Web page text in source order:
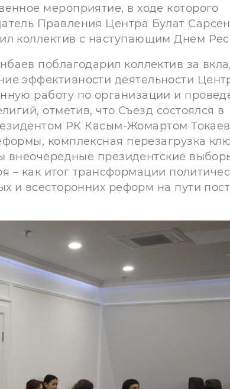
мероприятие, в ходе которого
Правления Центра Булат
коллектив с наступающим Днем
поблагодарил коллектив за
эффективности деятельности
работу по организации и
отметив, что Съезд состоялся в
РК Касым-Жомартом
комплексная перезагрузка
внеочередные президентские
– как итог трансформации
и всесторонних реформ на пути